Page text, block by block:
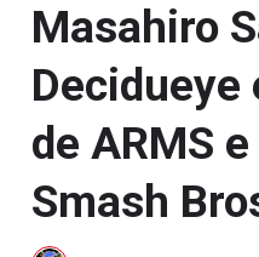
Masahiro
Decidueye
de ARMS
Smash